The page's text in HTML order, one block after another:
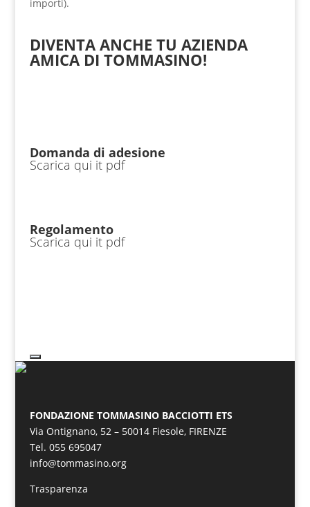
importi).
DIVENTA ANCHE TU AZIENDA
AMICA DI TOMMASINO!
Domanda di adesione
Scarica qui it pdf
Regolamento
Scarica qui it pdf
FONDAZIONE TOMMASINO BACCIOTTI ETS
Via Ontignano, 52 – 50014 Fiesole, FIRENZE
Tel. 055 695047
info@tommasino.org
Trasparenza